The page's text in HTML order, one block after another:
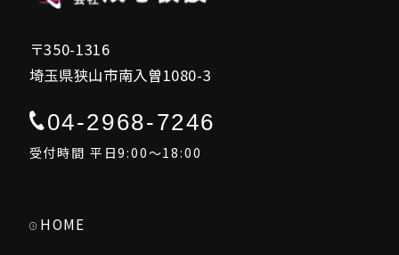
〒350-1316
埼玉県狭山市南入曽1080-3
04-2968-7246
受付時間 平日9:00～18:00
HOME